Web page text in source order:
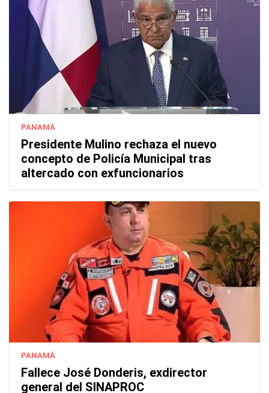
PANAMÁ
Presidente Mulino rechaza el nuevo
concepto de Policía Municipal tras
altercado con exfuncionarios
PANAMÁ
Fallece José Donderis, exdirector
general del SINAPROC